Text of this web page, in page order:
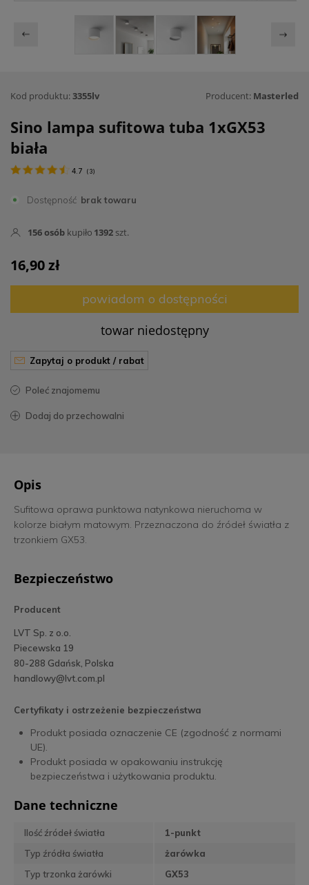
Kod produktu:3355lv Producent: Masterled
Sino lampa sufitowa tuba 1xGX53
biała
4.7 ( 3)
Dostępność brak towaru
156osób kupiło 1392 szt.
16,90 zł
powiadom o dostępności
towar niedostępny
zapytaj o produkt / rabat
poleć znajomemu
dodaj do przechowalni
Opis
Sufitowa oprawa punktowa natynkowa nieruchoma w
kolorze białym matowym. Przeznaczona do źródeł światła z
trzonkiem GX53.
Bezpieczeństwo
Producent
LVT Sp. z o.o.
Piecewska 19
80-288 Gdańsk, Polska
handlowy@lvt.com.pl
Certyfikaty i ostrzeżenie bezpieczeństwa
Produkt posiada oznaczenie CE (zgodność z normami
UE).
Produkt posiada w opakowaniu instrukcję
bezpieczeństwa i użytkowania produktu.
Dane techniczne
Ilość źródeł światła
1-punkt
Typ źródła światła
żarówka
Typ trzonka żarówki
GX53